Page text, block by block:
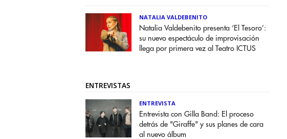
NATALIA VALDEBENITO
Natalia Valdebenito presenta ‘El Tesoro’:
su nuevo espectáculo de improvisación
llega por primera vez al Teatro ICTUS
ENTREVISTAS
ENTREVISTA
Entrevista con Gilla Band: El proceso
detrás de "Giraffe" y sus planes de cara
al nuevo álbum